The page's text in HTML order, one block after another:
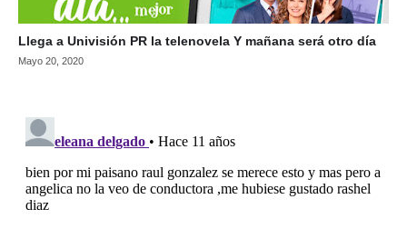
Llega a Univisión PR la telenovela Y mañana será otro día
Mayo 20, 2020